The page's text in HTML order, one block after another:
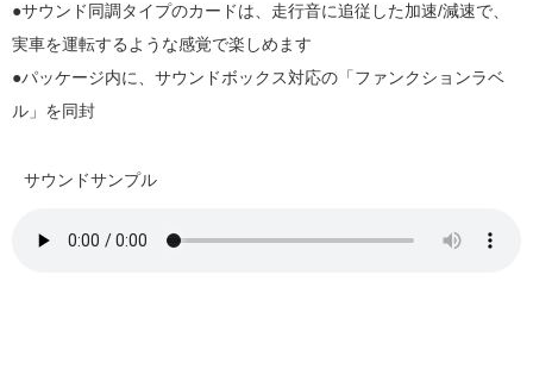
●サウンド同調タイプのカードは、走行音に追従した加速/減速で、
実車を運転するような感覚で楽しめます
●パッケージ内に、サウンドボックス対応の「ファンクションラベ
ル」を同封
サウンドサンプル